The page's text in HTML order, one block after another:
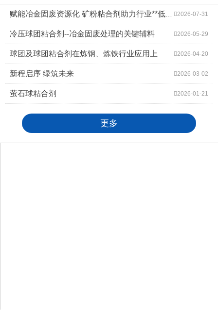
2026-07-31
赋能冶金固废资源化 矿粉粘合剂助力行业**低碳高质量发展
2026-05-29
冷压球团粘合剂--冶金固废处理的关键辅料
2026-04-20
球团及球团粘合剂在炼钢、炼铁行业应用上
2026-03-02
新程启序 绿筑未来
2026-01-21
萤石球粘合剂
更多